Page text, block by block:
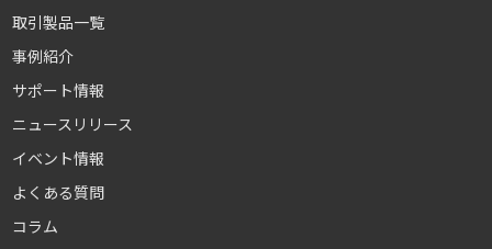
取引製品一覧
事例紹介
サポート情報
ニュースリリース
イベント情報
よくある質問
コラム